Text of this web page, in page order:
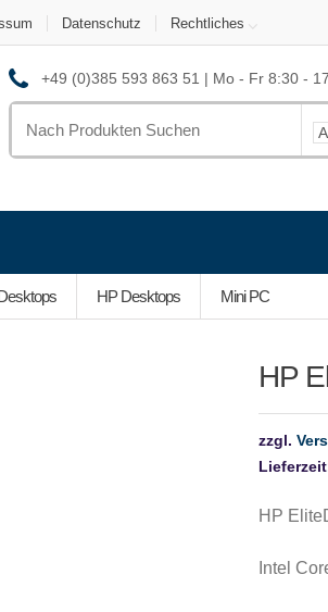
Datenschutz Rechtliches
+49 (0)385 593 863 51 | Mo - Fr 8:30 -
for:
HP Desktops Mini PC
HP
zzgl.
HP
Intel